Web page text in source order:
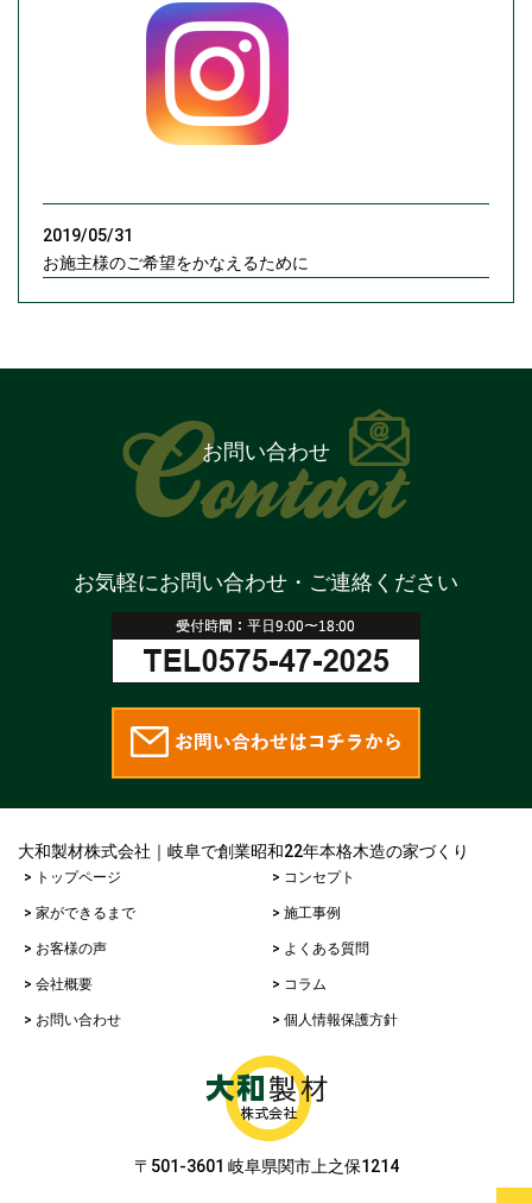
2019/05/31
お施主様のご希望をかなえるために
お問い合わせ
お気軽にお問い合わせ・ご連絡ください
大和製材株式会社｜岐阜で創業昭和22年本格木造の家づくり
> トップページ > コンセプト
> 家ができるまで > 施工事例
> お客様の声 > よくある質問
> 会社概要 > コラム
> お問い合わせ > 個人情報保護方針
〒501-3601 岐阜県関市上之保1214